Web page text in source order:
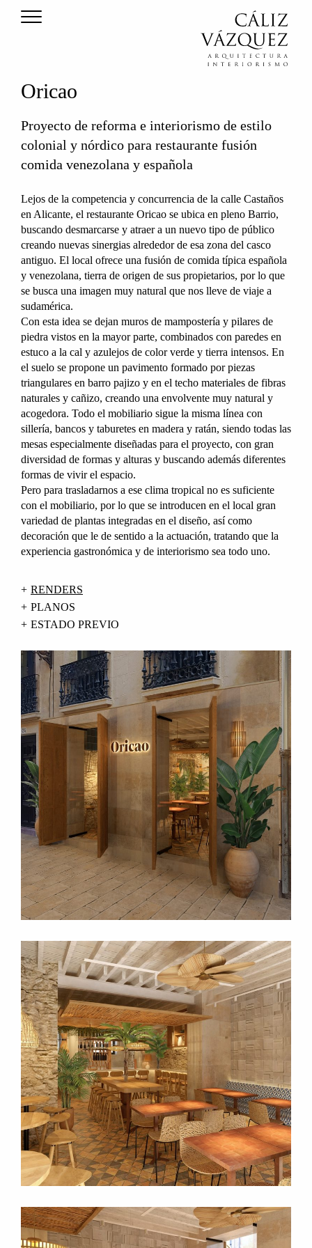
Oricao
Proyecto de reforma e interiorismo de estilo
colonial y nórdico para restaurante fusión
comida venezolana y española
Lejos de la competencia y concurrencia de la calle Castaños
en Alicante, el restaurante Oricao se ubica en pleno Barrio,
buscando desmarcarse y atraer a un nuevo tipo de público
creando nuevas sinergias alrededor de esa zona del casco
antiguo. El local ofrece una fusión de comida típica española
y venezolana, tierra de origen de sus propietarios, por lo que
se busca una imagen muy natural que nos lleve de viaje a
sudamérica.
Con esta idea se dejan muros de mampostería y pilares de
piedra vistos en la mayor parte, combinados con paredes en
estuco a la cal y azulejos de color verde y tierra intensos. En
el suelo se propone un pavimento formado por piezas
triangulares en barro pajizo y en el techo materiales de fibras
naturales y cañizo, creando una envolvente muy natural y
acogedora. Todo el mobiliario sigue la misma línea con
sillería, bancos y taburetes en madera y ratán, siendo todas las
mesas especialmente diseñadas para el proyecto, con gran
diversidad de formas y alturas y buscando además diferentes
formas de vivir el espacio.
Pero para trasladarnos a ese clima tropical no es suficiente
con el mobiliario, por lo que se introducen en el local gran
variedad de plantas integradas en el diseño, así como
decoración que le de sentido a la actuación, tratando que la
experiencia gastronómica y de interiorismo sea todo uno.
RENDERS
PLANOS
ESTADO PREVIO